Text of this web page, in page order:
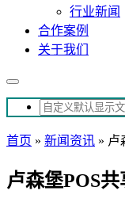
行业新闻
合作案例
关于我们
首页 » 新闻资讯 » 卢
卢森堡POS